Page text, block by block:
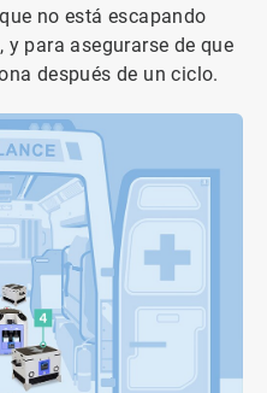
no está escapando
para asegurarse de que
después de un ciclo.